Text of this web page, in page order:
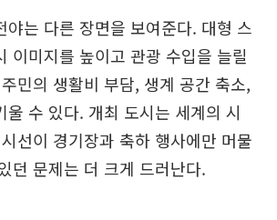
야는 다른 장면을 보여준다. 대형 스
이미지를 높이고 관광 수입을 늘릴
민의 생활비 부담, 생계 공간 축소,
울 수 있다. 개최 도시는 세계의 시
선이 경기장과 축하 행사에만 머물
던 문제는 더 크게 드러난다.